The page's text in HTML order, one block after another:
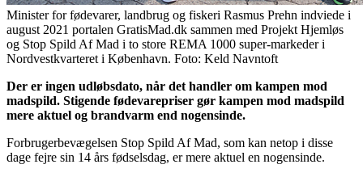
Minister for fødevarer, landbrug og fiskeri Rasmus Prehn indviede i
august 2021 portalen GratisMad.dk sammen med Projekt Hjemløs
og Stop Spild Af Mad i to store REMA 1000 super-markeder i
Nordvestkvarteret i København. Foto: Keld Navntoft
Der er ingen udløbsdato, når det handler om kampen mod
madspild. Stigende fødevarepriser gør kampen mod madspild
mere aktuel og brandvarm end nogensinde.
Forbrugerbevægelsen Stop Spild Af Mad, som kan netop i disse
dage fejre sin 14 års fødselsdag, er mere aktuel en nogensinde.